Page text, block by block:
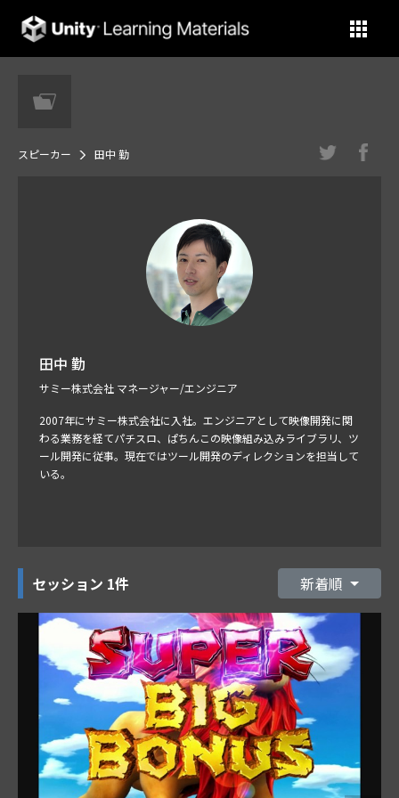
Unity Learning Materials
スピーカー 田中 勤
田中 勤
サミー株式会社 マネージャー/エンジニア
2007年にサミー株式会社に入社。エンジニアとして映像開発に関
わる業務を経てパチスロ、ぱちんこの映像組み込みライブラリ、ツ
ール開発に従事。現在ではツール開発のディレクションを担当して
いる。
セッション 1件 新着順